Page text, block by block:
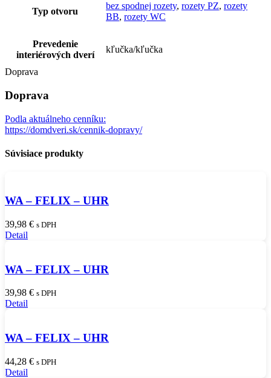
Typ otvoru
bez spodnej rozety, rozety PZ, rozety
BB, rozety WC
Prevedenie
interiérových dverí
kľučka/kľučka
Doprava
Doprava
Podla aktuálneho cenníku:
https://domdveri.sk/cennik-dopravy/
Súvisiace produkty
WA – FELIX – UHR
39,98 € s DPH
Detail
WA – FELIX – UHR
39,98 € s DPH
Detail
WA – FELIX – UHR
44,28 € s DPH
Detail